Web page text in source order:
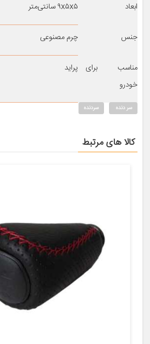
ابعاد ۹x۵x۵ سانتی‌متر
جنس چرم مصنوعی
مناسب برای
خودرو
پراید
سر دنده سردنده
کالا های مرتبط